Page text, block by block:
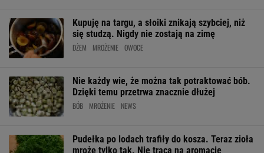
Kupuję na targu, a słoiki znikają szybciej, niż
się studzą. Nigdy nie zostają na zimę
DŻEM MROŻENIE OWOCE
Nie każdy wie, że można tak potraktować bób.
Dzięki temu przetrwa znacznie dłużej
BÓB MROŻENIE NEWS
Pudełka po lodach trafiły do kosza. Teraz zioła
mrożę tylko tak. Nie tracą na aromacie